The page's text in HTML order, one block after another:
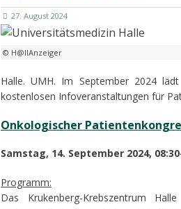
27. August 2024
© H@llAnzeiger
Halle. UMH. Im September 2024
kostenlosen Infoveranstaltungen für
Onkologischer
Samstag, 14. September 2024,
Programm:
Das Krukenberg-Krebszentrum